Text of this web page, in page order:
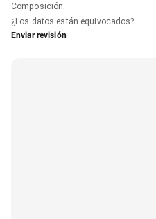
Composición:
¿Los datos están equivocados?
Enviar revisión